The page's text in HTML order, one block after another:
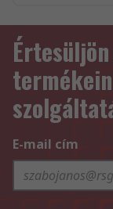
E-mail cím